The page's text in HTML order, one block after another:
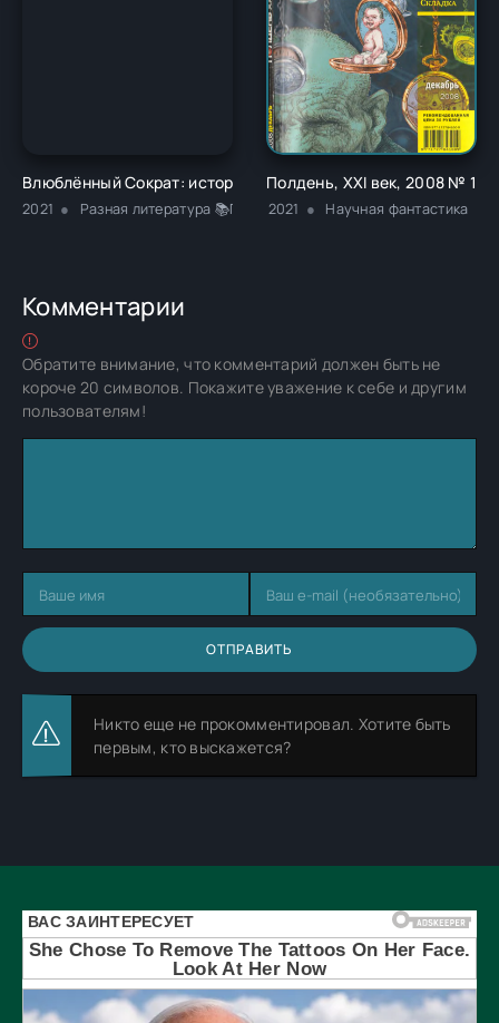
Влюблённый Сократ: история рождения европейской
2021 Разная литература 📚Приключение
Полдень, XXI век, 2008 № 12
2021 Научная фантастика
Комментарии
Обратите внимание, что комментарий должен быть не
короче 20 символов. Покажите уважение к себе и другим
пользователям!
ОТПРАВИТЬ
Никто еще не прокомментировал. Хотите быть
первым, кто выскажется?